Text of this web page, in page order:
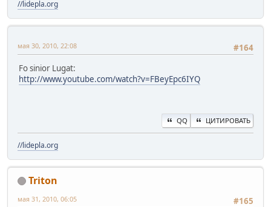
//lidepla.org
#164
мая 30, 2010, 22:08
Fo sinior Lugat:
http://www.youtube.com/watch?v=FBeyEpc6IYQ
QQ ЦИТИРОВАТЬ
//lidepla.org
Triton
#165
мая 31, 2010, 06:05